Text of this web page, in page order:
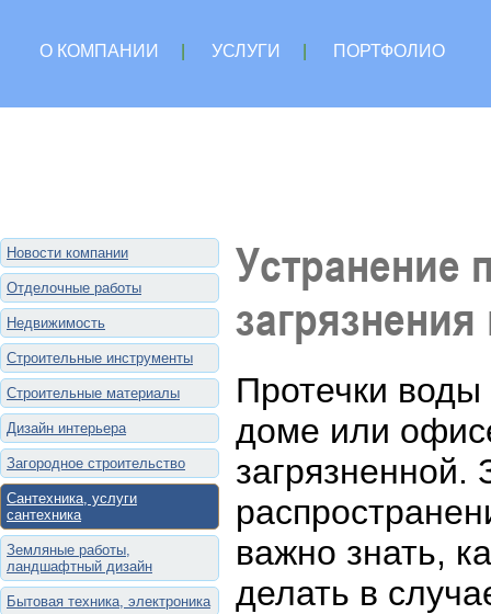
О КОМПАНИИ УСЛУГИ
ПОРТФОЛИО
Новости компании
Отделочные работы
Недвижимость
Строительные инструменты
Строительные материалы
Дизайн интерьера
Загородное строительство
Сантехника, услуги
сантехника
Земляные работы,
ландшафтный дизайн
Бытовая техника, электроника
Устранение
Протечки
доме или
загрязненной.
важно знать,
делать в